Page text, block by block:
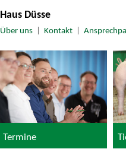
Haus Düsse
Über uns| Kontakt|
Termine